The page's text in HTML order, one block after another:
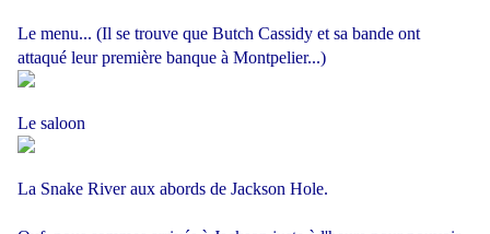
Le menu... (Il se trouve que Butch Cassidy et sa bande ont
attaqué leur première banque à Montpelier...)
Le saloon
La Snake River aux abords de Jackson Hole.